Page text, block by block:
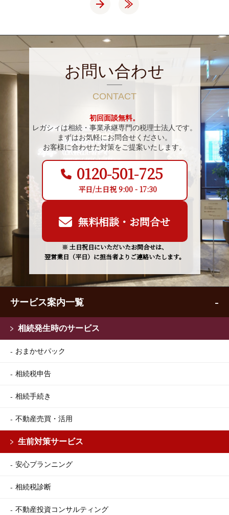
» »
お問い合わせ
CONTACT
初回面談無料。
レガシィは相続・事業承継専門の税理士法人です。
まずはお気軽にお問合せください。
お客様に合わせた対策をご提案いたします。
0120-501-725
平日/土日祝 9:00 - 17:30
無料相談・お問合せ
※ 土日祝日にいただいたお問合せは、
翌営業日（平日）に担当者よりご連絡いたします。
サービス案内一覧
相続発生時のサービス
おまかせパック
相続税申告
相続手続き
不動産売買・活用
生前対策サービス
安心プランニング
相続税診断
不動産投資コンサルティング